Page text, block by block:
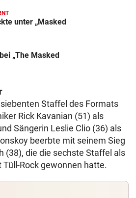
unter „Masked
„The Masked
Staffel des Formats
Rick Kavanian (51) als
Sängerin Leslie Clio (36) als
beerbte mit seinem Sieg
(38), die die sechste Staffel als
Rock gewonnen hatte.